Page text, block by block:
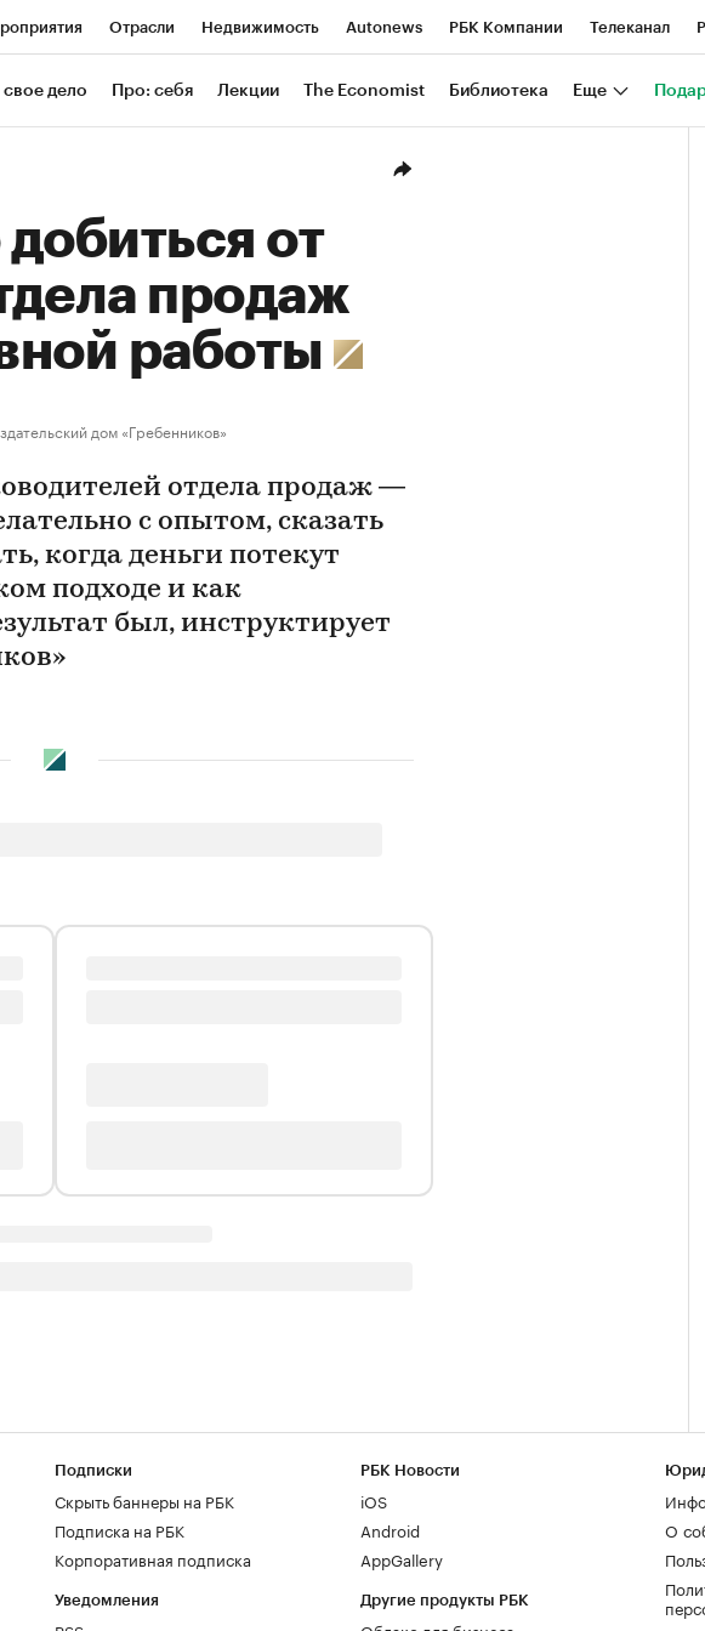
Отрасли Недвижимость Autonews РБК Компании Телеканал
РБК Life Тренды Визионеры Национальные проекты Город
свое дело Про: себя Лекции The Economist Библиотека Еще
от
продаж
работы
дом «Гребенников»
отдела продаж —
с опытом, сказать
когда деньги потекут
подходе и как
был, инструктирует
Подписки
Скрыть баннеры на РБК
Подписка на РБК
Корпоративная подписка
Уведомления
РБК Новости
iOS
Android
AppGallery
Другие продукты РБК
О